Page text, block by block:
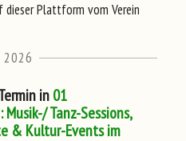
dieser Plattform vom Verein
2026
in01
Tanz-Sessions,
& Kultur-Events im